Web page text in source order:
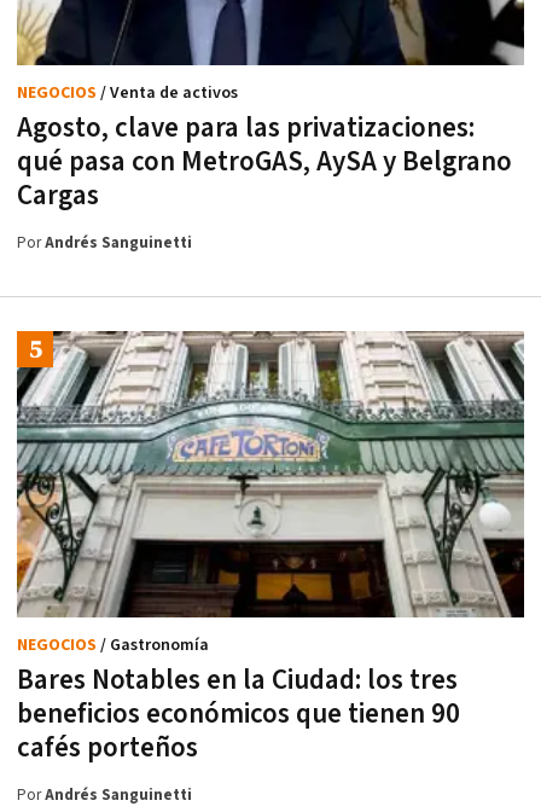
Agosto, clave para las privatizaciones:
qué pasa con MetroGAS, AySA y Belgrano
Cargas
NEGOCIOS / Venta de activos
PorAndrés Sanguinetti
Bares Notables en la Ciudad: los tres
beneficios económicos que tienen 90
cafés porteños
NEGOCIOS / Gastronomía
PorAndrés Sanguinetti